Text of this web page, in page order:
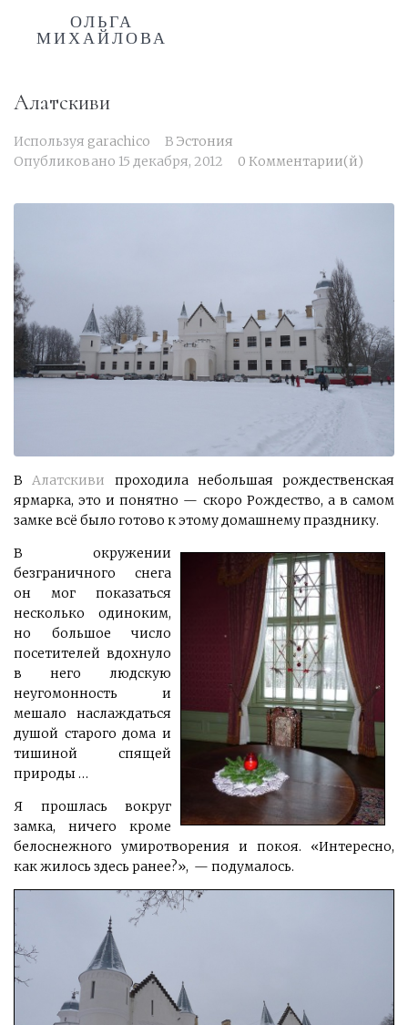
ОЛЬГА
МИХАЙЛОВА
Алатскиви
Используя garachico В Эстония
Опубликовано 15 декабря, 2012 0 Комментарии(й)
ВАлатскиви проходила небольшая рождественская
ярмарка, это и понятно — скоро Рождество, а в самом
замке всё было готово к этому домашнему празднику.
В окружении
безграничного снега
он мог показаться
несколько одиноким,
но большое число
посетителей вдохнуло
в него людскую
неугомонность и
мешало наслаждаться
душой старого дома и
тишиной спящей
природы …
Я прошлась вокруг
замка, ничего кроме
белоснежного умиротворения и покоя. «Интересно,
как жилось здесь ранее?», — подумалось.